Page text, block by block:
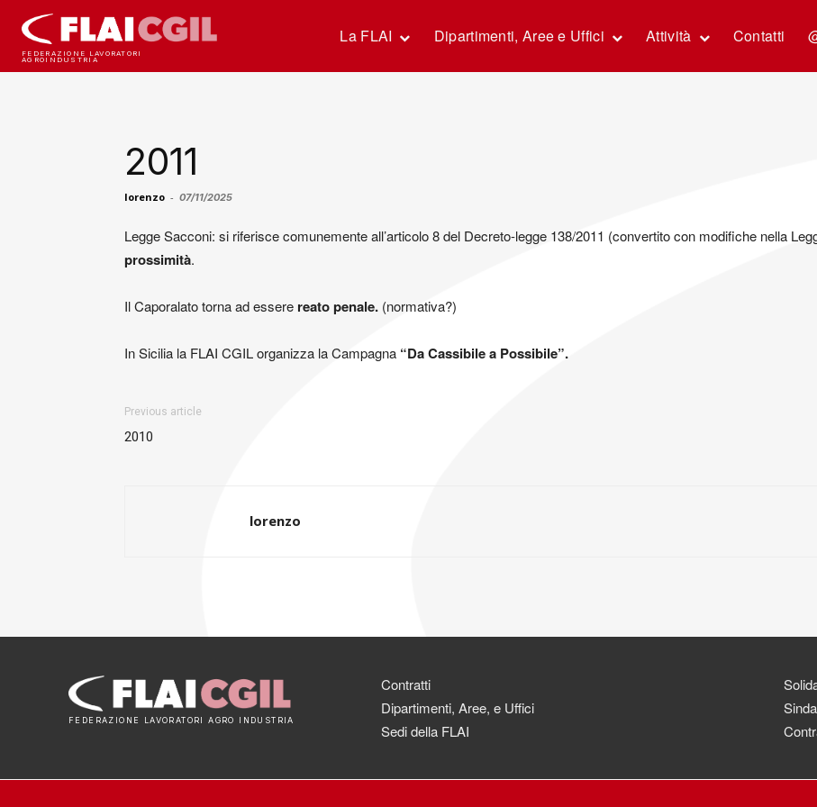
FEDERAZIONE LAVORATORI
AGROINDUSTRIA
La FLAI Dipartimenti, Aree e Uffici Attività Contatti
2011
lorenzo - 07/11/2025
Legge Sacconi: si riferisce comunemente all’articolo 8 del Decreto-legge 138/2011 (convertito con modifiche nella
prossimità.
Il Caporalato torna ad essere reato penale. (normativa?)
In Sicilia la FLAI CGIL organizza la Campagna “Da Cassibile a Possibile”.
Previous article
2010
lorenzo
FEDERAZIONE LAVORATORI AGRO INDUSTRIA
Contratti
Dipartimenti, Aree, e Uffici
Sedi della FLAI